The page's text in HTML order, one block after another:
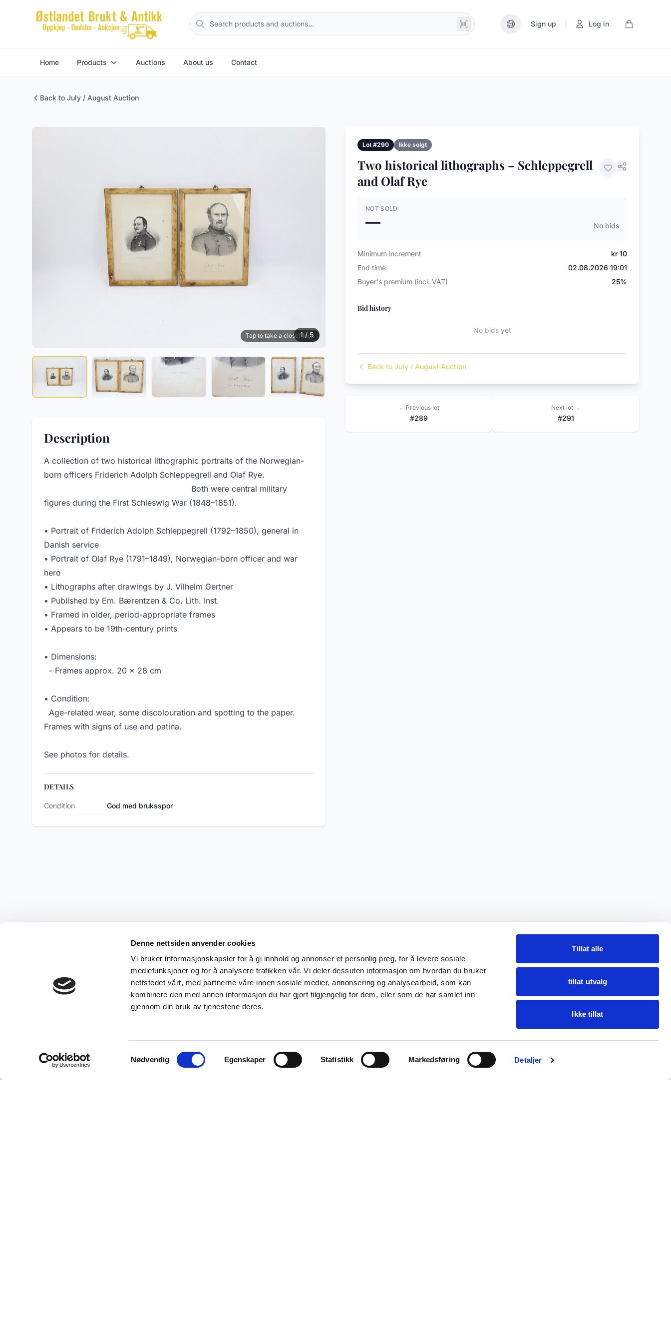
Denne nettsiden anvender cookies
Vi bruker informasjonskapsler for å gi innhold og annonser et personlig preg, for å levere sosiale
mediefunksjoner og for å analysere trafikken vår. Vi deler dessuten informasjon om hvordan du bruker
nettstedet vårt, med partnerne våre innen sosiale medier, annonsering og analysearbeid, som kan
kombinere den med annen informasjon du har gjort tilgjengelig for dem, eller som de har samlet inn
gjennom din bruk av tjenestene deres.
Samtykkevalg
Nødvendig Egenskaper Statistikk Markedsføring Detaljer
Tillat alle
tillat utvalg
Ikke tillat
Sign up Log in
Home Products Auctions About us Contact
Back to July / August Auction
Tap to take a closer look
1 / 5
Lot #290 Ikke solgt
Two historical lithographs – Schleppegrell
and Olaf Rye
NOT SOLD
— No bids
Minimum increment
kr 10
End time
02.08.2026 19:01
Buyer's premium (incl. VAT)
25%
Bid history
No bids yet
Back to July / August Auction
← Previous lot
#289
Next lot →
#291
Description
A collection of two historical lithographic portraits of the Norwegian-
born officers Friderich Adolph Schleppegrell and Olaf Rye.
Both were central military
figures during the First Schleswig War (1848–1851).
• Portrait of Friderich Adolph Schleppegrell (1792–1850), general in
Danish service
• Portrait of Olaf Rye (1791–1849), Norwegian-born officer and war
hero
• Lithographs after drawings by J. Vilhelm Gertner
• Published by Em. Bærentzen & Co. Lith. Inst.
• Framed in older, period-appropriate frames
• Appears to be 19th-century prints
• Dimensions:
- Frames approx. 20 x 28 cm
• Condition:
Age-related wear, some discolouration and spotting to the paper.
Frames with signs of use and patina.
See photos for details.
DETAILS
Condition God med bruksspor